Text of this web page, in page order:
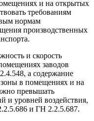
и на открытых
требованиям
нормам
производственных
и скорость
заводов
а содержание
в помещениях и на
превышать
и уровней воздействия,
и ГН 2.2.5.687.